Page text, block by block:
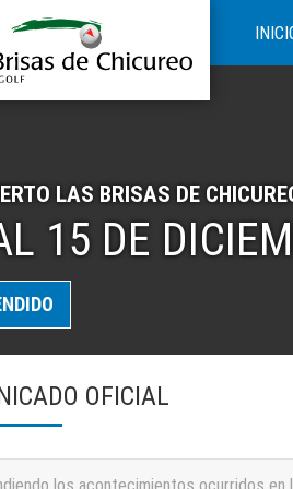
LAS BRISAS DE
15 DE
OFICIAL
los acontecimientos ocurridos en